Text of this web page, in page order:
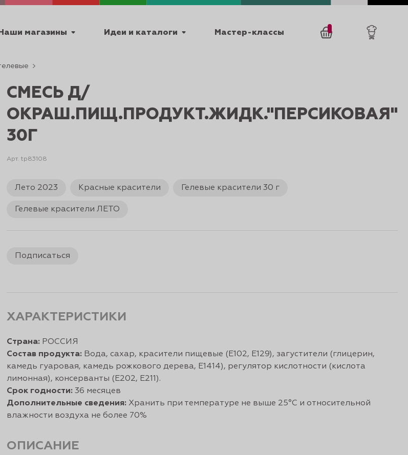
Наши магазины Идеи и каталоги Мастер-классы
СМЕСЬ Д/
ОКРАШ.ПИЩ.ПРОДУКТ.ЖИДК."ПЕРСИКОВАЯ"
30Г
Арт. tp83108
Лето 2023 Красные красители Гелевые красители 30 г
Гелевые красители ЛЕТО
Подписаться
ОПИСАНИЕ
ХАРАКТЕРИСТИКИ
Страна: РОССИЯ
Состав продукта: Вода, сахар, красители пищевые (Е102, Е129), загустители (глицерин,
камедь гуаровая, камедь рожкового дерева, Е1414), регулятор кислотности (кислота
лимонная), консерванты (Е202, Е211).
Срок годности: 36 месяцев
Дополнительные сведения: Хранить при температуре не выше 25°С и относительной
влажности воздуха не более 70%